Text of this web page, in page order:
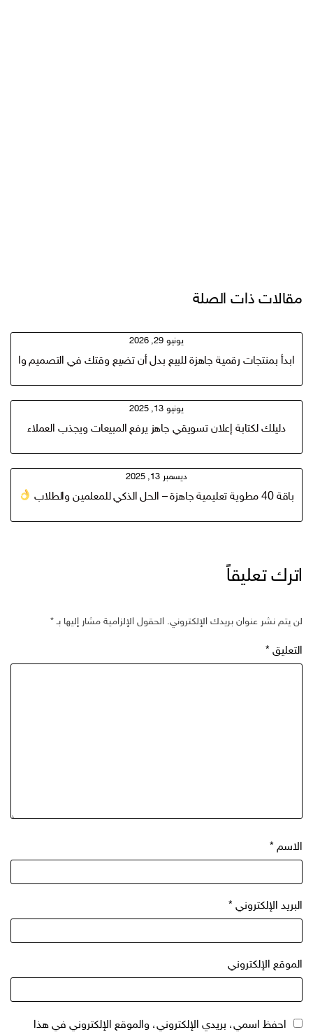
مقالات ذات الصلة
يونيو 29, 2026
ابدأ بمنتجات رقمية جاهزة للبيع بدل أن تضيع وقتك في التصميم
يونيو 13, 2025
دليلك لكتابة إعلان تسويقي جاهز يرفع المبيعات ويجذب العملاء
ديسمبر 13, 2025
باقة 40 مطوية تعليمية جاهزة – الحل الذكي للمعلمين والطلاب
اترك تعليقاً
لن يتم نشر عنوان بريدك الإلكتروني. الحقول الإلزامية مشار إليها بـ*
التعليق *
الاسم *
البريد الإلكتروني *
الموقع الإلكتروني
احفظ اسمي، بريدي الإلكتروني، والموقع الإلكتروني في هذا